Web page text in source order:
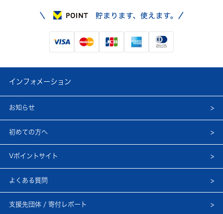
インフォメーション
お知らせ
初めての方へ
Vポイントサイト
よくある質問
支援先団体 / 寄付レポート